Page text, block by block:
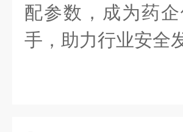
配参数，成为药
手，助力行业安全